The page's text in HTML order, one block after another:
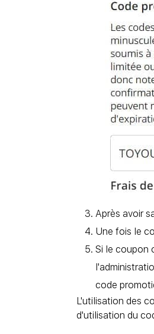
Après avoir
Une fois le
Si le coupon
code
L'utilisation des
d'utilisation du